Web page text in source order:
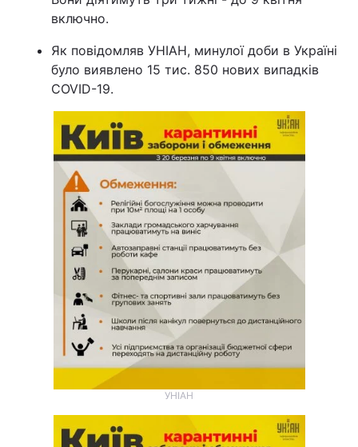
включно.
Як повідомляв УНІАН, минулої доби в Україні
було виявлено 15 тис. 850 нових випадків
COVID-19.
УНІАН